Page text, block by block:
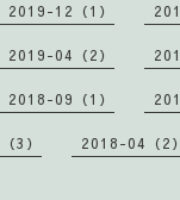
2019-12（1）
2019-04（2）
2018-09（1）
3） 2018-04（2）